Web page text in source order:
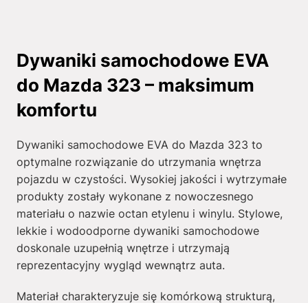
Dywaniki samochodowe EVA
do Mazda 323 – maksimum
komfortu
Dywaniki samochodowe EVA do Mazda 323 to
optymalne rozwiązanie do utrzymania wnętrza
pojazdu w czystości. Wysokiej jakości i wytrzymałe
produkty zostały wykonane z nowoczesnego
materiału o nazwie octan etylenu i winylu. Stylowe,
lekkie i wodoodporne dywaniki samochodowe
doskonale uzupełnią wnętrze i utrzymają
reprezentacyjny wygląd wewnątrz auta.
Materiał charakteryzuje się komórkową strukturą,